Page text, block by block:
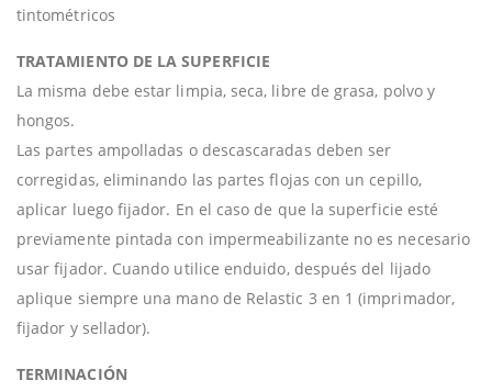
tintométricos
TRATAMIENTO DE LA SUPERFICIE
La misma debe estar limpia, seca, libre de grasa, polvo y
hongos.
Las partes ampolladas o descascaradas deben ser
corregidas, eliminando las partes flojas con un cepillo,
aplicar luego fijador. En el caso de que la superficie esté
previamente pintada con impermeabilizante no es necesario
usar fijador. Cuando utilice enduido, después del lijado
aplique siempre una mano de Relastic 3 en 1 (imprimador,
fijador y sellador).
TERMINACIÓN